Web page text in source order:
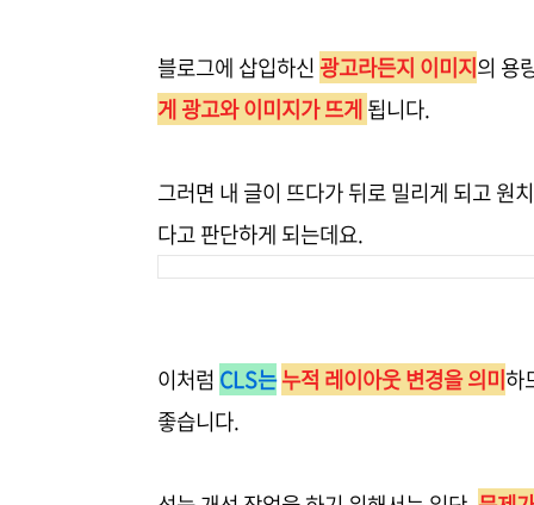
블로그에 삽입하신 광고라든지 이미지의 용
게 광고와 이미지가 뜨게됩니다.
그러면 내 글이 뜨다가 뒤로 밀리게 되고 원
다고 판단하게 되는데요.
이처럼 CLS는누적 레이아웃 변경을 의미하
좋습니다.